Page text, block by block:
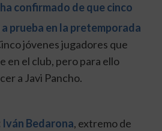
ha confirmado de que cinco
prueba en la pretemporada
jóvenes jugadores que
en el club, pero para ello
a Javi Pancho.
Iván Bedarona, extremo de